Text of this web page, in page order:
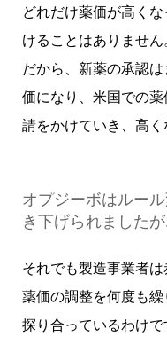
どれだけ薬価が高く
けることはありません。
だから、新薬の承認
価になり、米国での
請をかけていき、高く
オプジーボはルー
き下げられました
それでも製造事業者は
薬価の調整を何度も
探り合っているわけで